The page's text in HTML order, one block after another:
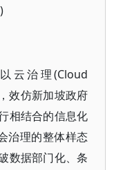
云治理(Cloud
效仿新加坡政府
相结合的信息化
治理的整体样态
数据部门化、条